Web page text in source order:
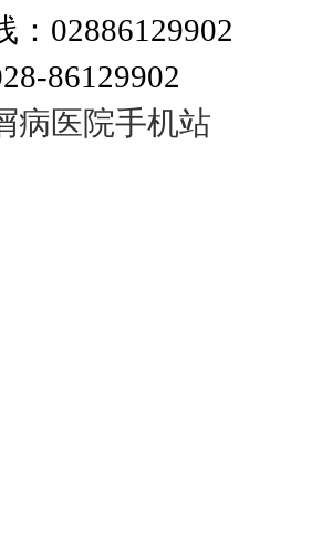
：02886129902
86129902
病医院手机站